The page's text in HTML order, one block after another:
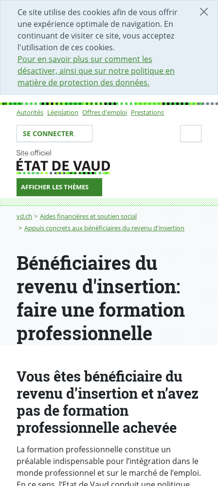
Ce site utilise des cookies afin de vous offrir
une expérience optimale de navigation. En
continuant de visiter ce site, vous acceptez
l'utilisation de ces cookies.
Pour en savoir plus sur comment les
désactiver, ainsi que sur notre politique en
matière de protection des données.
DÉBUT DU CONTENU DE LA PAGE
ACCÈS AU CHAMP DE RECHERCHE
PAGE D'ACCUEIL
FORMULAIRE DE CONTACT
Sous-navigation
Autorités Législation Offres d'emploi Prestations
Votre identité
SE CONNECTER
AFFICHER LES THÈMES
Fil d'Ariane
vd.ch
Aides financières et soutien social
Appuis concrets aux bénéficiaires du revenu d'insertion
Bénéficiaires du revenu d'insertion: faire une
Bénéficiaires du
revenu d'insertion:
faire une formation
professionnelle
Vous êtes bénéficiaire du
revenu d’insertion et n’avez
pas de formation
professionnelle achevée
La formation professionnelle constitue un
préalable indispensable pour l’intégration dans le
monde professionnel et sur le marché de l’emploi.